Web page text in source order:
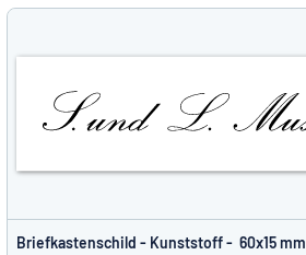
Briefkastenschild - Kunststoff - 60x15 mm